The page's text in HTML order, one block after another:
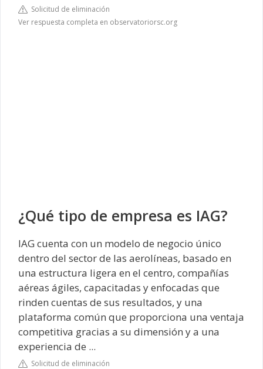
Solicitud de eliminación
Ver respuesta completa en observatoriorsc.org
¿Qué tipo de empresa es IAG?
IAG cuenta con un modelo de negocio único
dentro del sector de las aerolíneas, basado en
una estructura ligera en el centro, compañías
aéreas ágiles, capacitadas y enfocadas que
rinden cuentas de sus resultados, y una
plataforma común que proporciona una ventaja
competitiva gracias a su dimensión y a una
experiencia de ...
Solicitud de eliminación